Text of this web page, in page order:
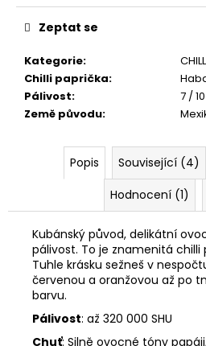
Měrná
cena:
Kategorie:
Chilli paprička:
Pálivost:
7 / 10
Země původu:
Zeptat se
Popis Související (4)
Hodnocení (1)
Kubánský původ, delikátní
pálivost. To je znamenitá chilli
Tuhle krásku sežneš v
červenou a oranžovou až po
barvu.
Pálivost: až 320 000 SHU
Chuť: Silně ovocné tóny
e
e
CAROLINA
REAPER
Původně: